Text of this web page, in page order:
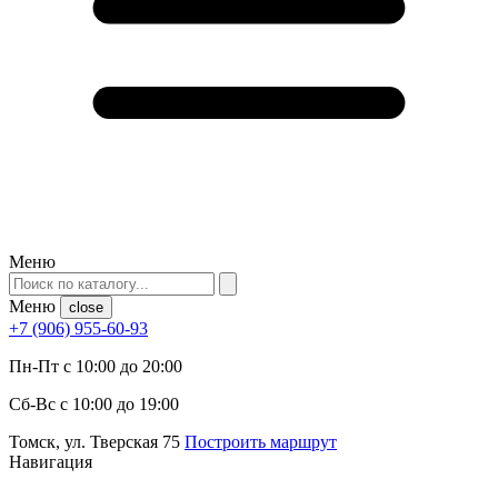
Меню
Меню close
+7 (906) 955-60-93
Пн-Пт с 10:00 до 20:00
Сб-Вс с 10:00 до 19:00
Томск, ул. Тверская 75 Построить маршрут
Навигация